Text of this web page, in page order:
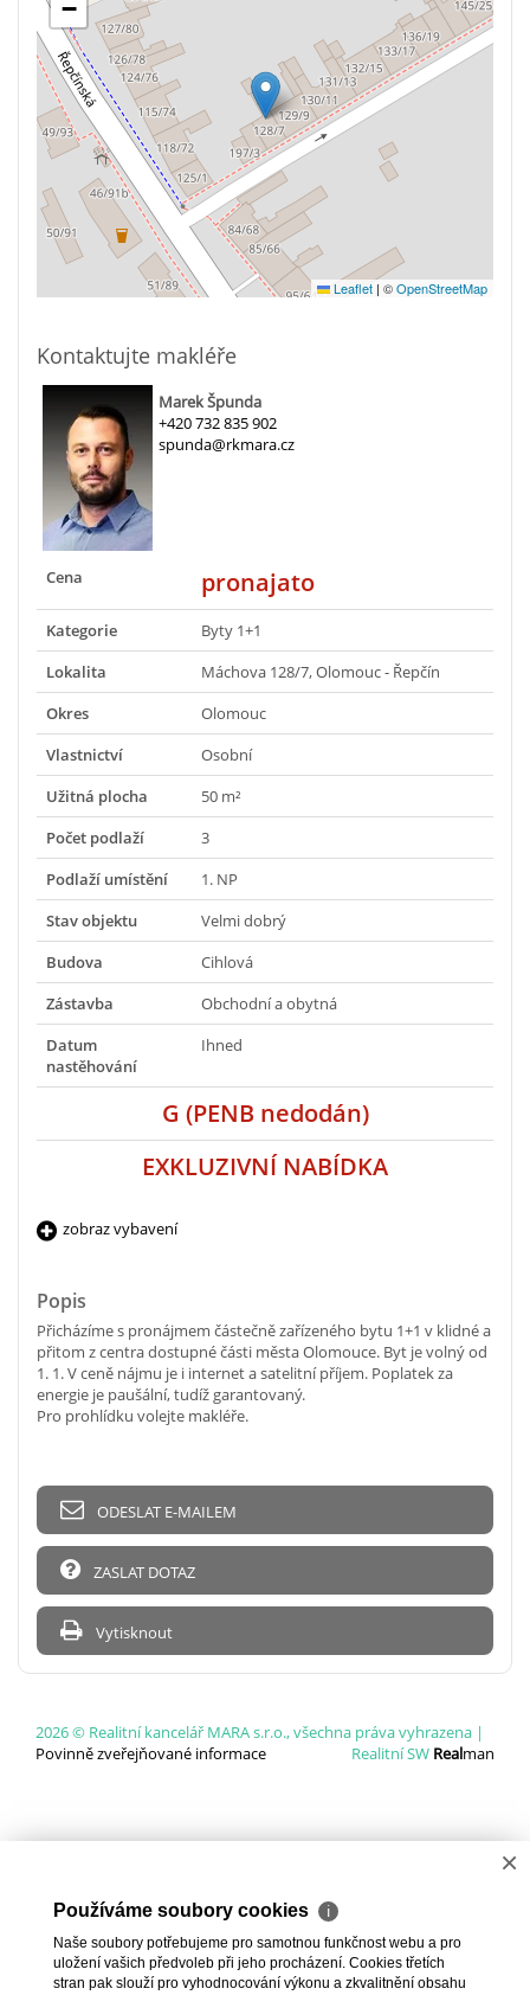
−
Leaflet | ©OpenStreetMap
Kontaktujte makléře
Marek Špunda
+420 732 835 902
spunda@rkmara.cz
Cena pronajato
Kategorie
Byty 1+1
Lokalita
Máchova 128/7, Olomouc - Řepčín
Okres
Olomouc
Vlastnictví
Osobní
Užitná plocha
50 m²
Počet podlaží
3
Podlaží umístění
1. NP
Stav objektu
Velmi dobrý
Budova
Cihlová
Zástavba
Obchodní a obytná
Datum
nastěhování
Ihned
G (PENB nedodán)
EXKLUZIVNÍ NABÍDKA
zobraz vybavení
Popis
Přicházíme s pronájmem částečně zařízeného bytu 1+1 v klidné a
přitom z centra dostupné části města Olomouce. Byt je volný od
1. 1. V ceně nájmu je i internet a satelitní příjem. Poplatek za
energie je paušální, tudíž garantovaný.
Pro prohlídku volejte makléře.
ODESLAT E-MAILEM
ZASLAT DOTAZ
Vytisknout
2026 © Realitní kancelář MARA s.r.o., všechna práva vyhrazena |
Povinně zveřejňované informace
Realitní SW Realman
×
Používáme soubory cookies ℹ
Naše soubory potřebujeme pro samotnou funkčnost webu a pro
uložení vašich předvoleb při jeho procházení. Cookies třetích
stran pak slouží pro vyhodnocování výkonu a zkvalitnění obsahu